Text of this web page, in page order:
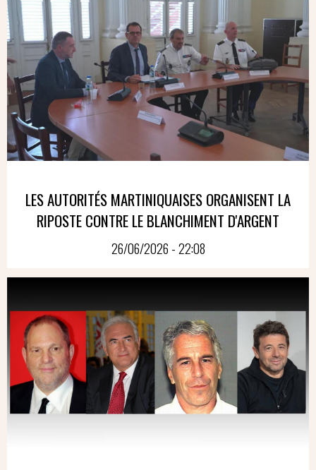
LES AUTORITÉS MARTINIQUAISES ORGANISENT LA
RIPOSTE CONTRE LE BLANCHIMENT D'ARGENT
26/06/2026 - 22:08